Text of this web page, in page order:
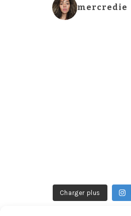
mercredie
Charger plus